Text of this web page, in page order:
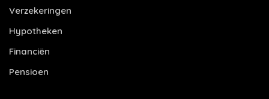
Verzekeringen
Hypotheken
Financiën
Pensioen